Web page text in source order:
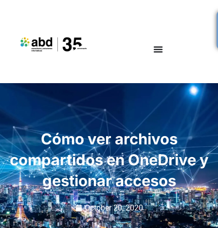
Cómo ver archivos
compartidos en OneDrive y
gestionar accesos
October 20, 2020